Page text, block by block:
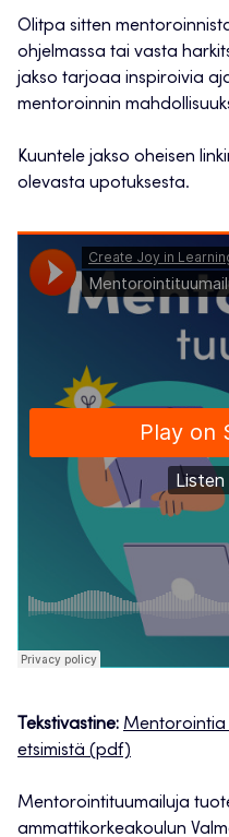
Olitpa sitten
ohjelmassa tai vasta
jakso tarjoaa inspiroivia
mentoroinnin
Kuuntele jakso oheisen
olevasta upotuksesta.
Tekstivastine: Mentorointia
etsimistä (pdf)
Mentorointituumailuja
ammattikorkeakoulun